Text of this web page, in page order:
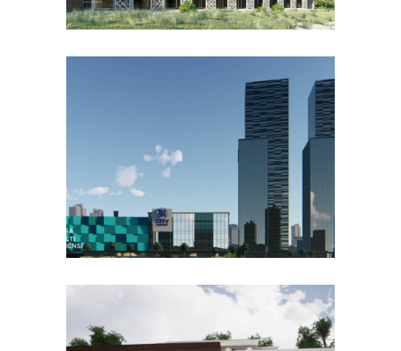
Desain DNB Tower di
Cilandak Jakarta Selatan
Desain Rumah Bapak Ali di
Lippo Karawaci